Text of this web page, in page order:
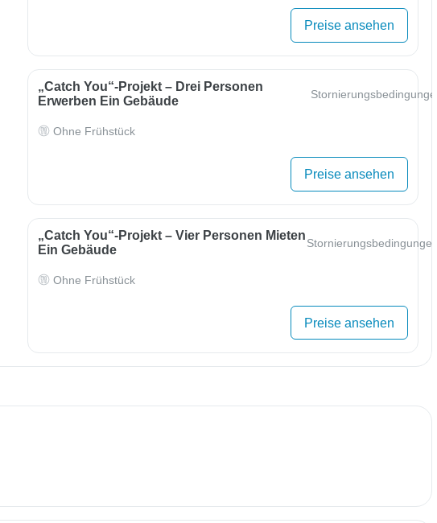
Preise ansehen
„Catch You“-Projekt – Drei Personen
Erwerben Ein Gebäude
Stornierungsbedingungen
Ohne Frühstück
Preise ansehen
„Catch You“-Projekt – Vier Personen Mieten
Ein Gebäude
Stornierungsbedingungen
Ohne Frühstück
Preise ansehen